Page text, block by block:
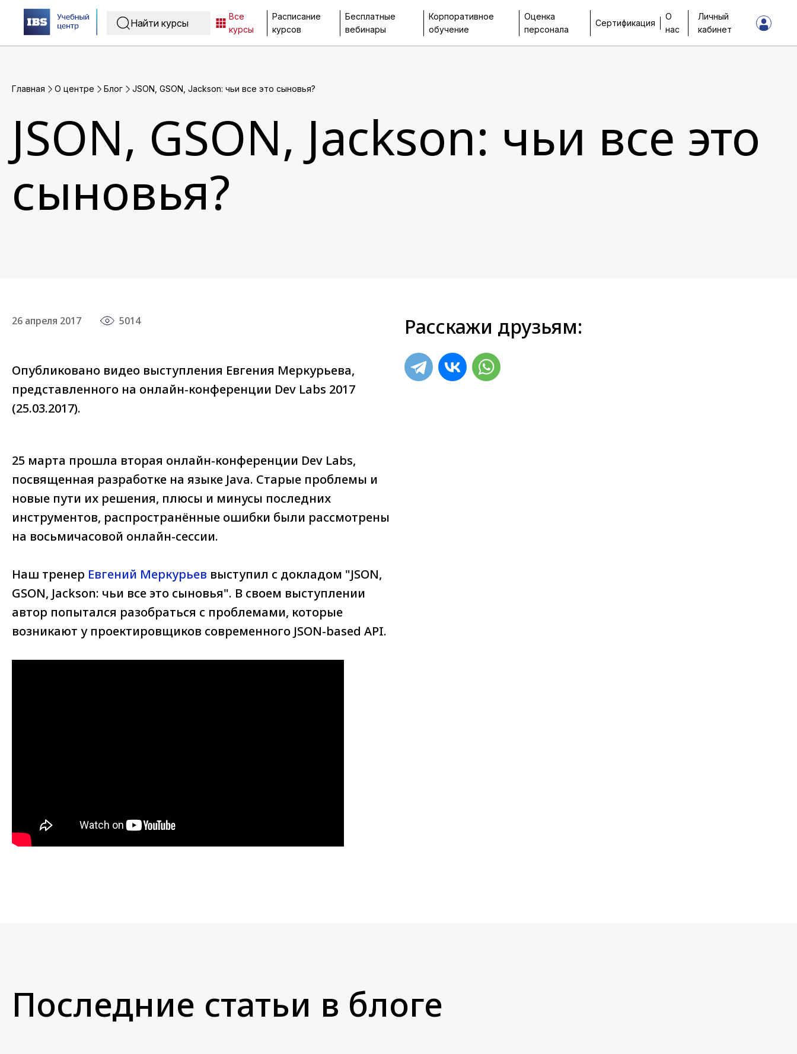
Все
курсы
Расписание
курсов
Бесплатные
вебинары
Корпоративное
обучение
Оценка
персонала
Сертификация
О
нас
Личный
кабинет
Главная O центре Блог JSON, GSON, Jackson: чьи все это сыновья?
JSON, GSON, Jackson: чьи все это
сыновья?
26 апреля 2017 5014
Опубликовано видео выступления Евгения Меркурьева,
представленного на онлайн-конференции Dev Labs 2017
(25.03.2017).
25 марта прошла вторая онлайн-конференции Dev Labs,
посвященная разработке на языке Java. Старые проблемы и
новые пути их решения, плюсы и минусы последних
инструментов, распространённые ошибки были рассмотрены
на восьмичасовой онлайн-сессии.
Наш тренер Евгений Меркурьев выступил с докладом "JSON,
GSON, Jackson: чьи все это сыновья". В своем выступлении
автор попытался разобраться с проблемами, которые
возникают у проектировщиков современного JSON-based API.
Расскажи друзьям:
Последние статьи в блоге